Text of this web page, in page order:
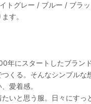
トグレー / ブルー / ブラ
す。
年にスタートしたブランド
くる。そんなシンプル
愛着感。
いと思う服。日々にすっ